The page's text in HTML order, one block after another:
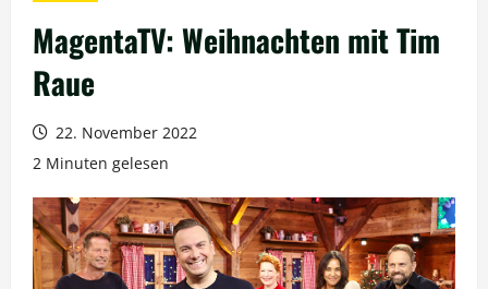
MagentaTV: Weihnachten mit Tim
Raue
22. November 2022
2 Minuten gelesen